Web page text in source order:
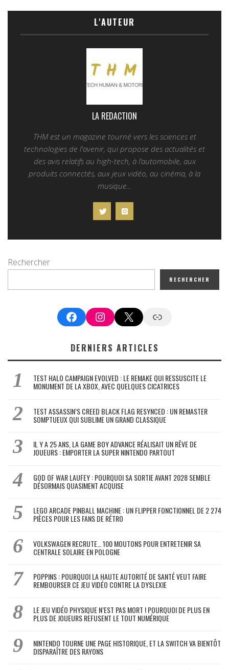
L'AUTEUR
LA REDACTION
THM est un magazine tourné vers les sciences et
technologies de l'avenir, qui propose des actualités et
des avis relatifs au high-tech, à l’automobile, aux
produits connectés, aux jeux vidéo, au cinéma, à la
musique...
Rechercher
RECHERCHER
FacebookInstagram
X Google News
DERNIERS ARTICLES
TEST HALO CAMPAIGN EVOLVED : LE REMAKE QUI RESSUSCITE LE
MONUMENT DE LA XBOX, AVEC QUELQUES CICATRICES
TEST ASSASSIN’S CREED BLACK FLAG RESYNCED : UN REMASTER
SOMPTUEUX QUI SUBLIME UN GRAND CLASSIQUE
IL Y A 25 ANS, LA GAME BOY ADVANCE RÉALISAIT UN RÊVE DE
JOUEURS : EMPORTER LA SUPER NINTENDO PARTOUT
GOD OF WAR LAUFEY : POURQUOI SA SORTIE AVANT 2028 SEMBLE
DÉSORMAIS QUASIMENT ACQUISE
LEGO ARCADE PINBALL MACHINE : UN FLIPPER FONCTIONNEL DE 2 274
PIÈCES POUR LES FANS DE RÉTRO
VOLKSWAGEN RECRUTE… 100 MOUTONS POUR ENTRETENIR SA
CENTRALE SOLAIRE EN POLOGNE
POPPINS : POURQUOI LA HAUTE AUTORITÉ DE SANTÉ VEUT FAIRE
REMBOURSER CE JEU VIDÉO CONTRE LA DYSLEXIE
LE JEU VIDÉO PHYSIQUE N’EST PAS MORT ! POURQUOI DE PLUS EN
PLUS DE JOUEURS REFUSENT LE TOUT NUMÉRIQUE
NINTENDO TOURNE UNE PAGE HISTORIQUE, ET LA SWITCH VA BIENTÔT
DISPARAÎTRE DES RAYONS